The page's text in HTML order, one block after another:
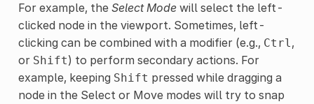
For example, the Select Modewill select the left-
clicked node in the viewport. Sometimes, left-
clicking can be combined with a modifier (e.g., Ctrl,
or Shift) to perform secondary actions. For
example, keeping Shift pressed while dragging a
node in the Select or Move modes will try to snap